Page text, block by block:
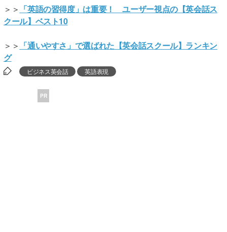
＞＞ 「英語の習得度」は重要！ ユーザー視点の【英会話ス
クール】ベスト10
＞＞ 「通いやすさ」で選ばれた【英会話スクール】ランキン
グ
ビジネス英会話 英語表現
PR